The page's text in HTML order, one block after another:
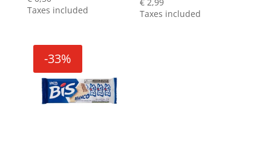
Taxes included
5.00
out of 5
Taxes included
-33%